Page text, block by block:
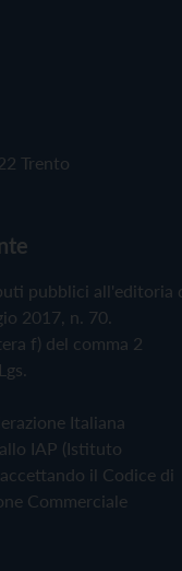
Trento
pubblici all'editoria
2017, n. 70.
f) del comma 2
Italiana
IAP (Istituto
il Codice di
Commerciale